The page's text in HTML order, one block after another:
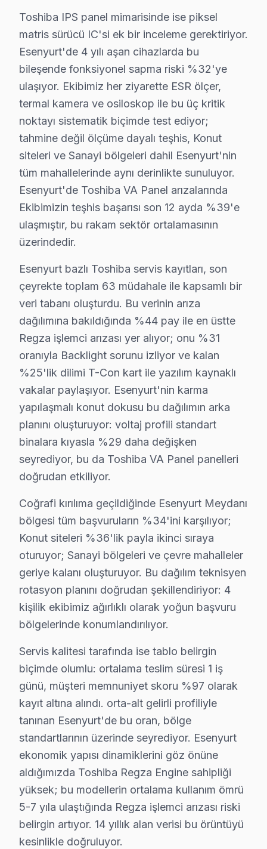
Güzelyurt Mahallesi, Toshiba set tamir ihtiyaçlarınız
Hürriyet'te Toshiba TV Servisi
Hürriyet Mahallesi, Toshiba ekran tamiri için özel
İncirtepe'de Toshiba TV Servisi
İncirtepe Mahallesi'nde Toshiba cihaz onarımı
İnönü'de Toshiba TV Servisi
İnönü Mahallesi, Toshiba cihaz onarımı için
İstiklal'de Toshiba TV Servisi
İstiklal Mahallesi, Toshiba ekran bakım ihtiyacınızı
Koza'da Toshiba TV Servisi
Koza Mahallesi, Toshiba televizyon tamiri söz konusu
Mehmet Akif Ersoy'da Toshiba TV Servisi
Mehmet Akif Ersoy Mahallesi, Toshiba televizyonunuz
Mehterçeşme'de Toshiba TV Servisi
Mehterçeşme Mahallesi'nde Toshiba cihaz tamiri için
Mevlana'da Toshiba TV Servisi
Mevlana Mahallesi, Toshiba TV bakım hizmetleri
Namık Kemal'de Toshiba TV Servisi
Namık Kemal Mahallesi, Toshiba televizyon tamir
Necip Fazıl Kısakürek mahallesi, genellikle genç
Orhan Gazi'de Toshiba TV Servisi
Orhan Gazi mahallesi, farklı sosyal gruplara ev
Osmangazi'de Toshiba TV Servisi
Osmangazi mahallesi, geniş ve çeşitli konut yapıları
Örnek mahallesi sakinleri, genelde yoğun bir yaşam
Pınar'da Toshiba TV Servisi
Pınar mahallesi, genç yetişkinlerin ve orta yaş
Piri Reis'te Toshiba TV Servisi
Piri Reis mahallesi, sakinlerinin teknolojiyle iç içe
Saadetdere'de Toshiba TV Servisi
Saadetdere mahallesi, sakinlerinin genellikle evde
Selahaddin Eyyubi'de Toshiba TV Servisi
Toshiba IPS panel mimarisinde ise piksel
matris sürücü IC'si ek bir inceleme gerektiriyor.
Esenyurt'de 4 yılı aşan cihazlarda bu
bileşende fonksiyonel sapma riski %32'ye
ulaşıyor. Ekibimiz her ziyarette ESR ölçer,
termal kamera ve osiloskop ile bu üç kritik
noktayı sistematik biçimde test ediyor;
tahmine değil ölçüme dayalı teşhis, Konut
siteleri ve Sanayi bölgeleri dahil Esenyurt'nin
tüm mahallelerinde aynı derinlikte sunuluyor.
Esenyurt'de Toshiba VA Panel arızalarında
Ekibimizin teşhis başarısı son 12 ayda %39'e
ulaşmıştır, bu rakam sektör ortalamasının
üzerindedir.
Esenyurt bazlı Toshiba servis kayıtları, son
çeyrekte toplam 63 müdahale ile kapsamlı bir
veri tabanı oluşturdu. Bu verinin arıza
dağılımına bakıldığında %44 pay ile en üstte
Regza işlemci arızası yer alıyor; onu %31
oranıyla Backlight sorunu izliyor ve kalan
%25'lik dilimi T-Con kart ile yazılım kaynaklı
vakalar paylaşıyor. Esenyurt'nin karma
yapılaşmalı konut dokusu bu dağılımın arka
planını oluşturuyor: voltaj profili standart
binalara kıyasla %29 daha değişken
seyrediyor, bu da Toshiba VA Panel panelleri
doğrudan etkiliyor.
Coğrafi kırılıma geçildiğinde Esenyurt Meydanı
bölgesi tüm başvuruların %34'ini karşılıyor;
Konut siteleri %36'lik payla ikinci sıraya
oturuyor; Sanayi bölgeleri ve çevre mahalleler
geriye kalanı oluşturuyor. Bu dağılım teknisyen
rotasyon planını doğrudan şekillendiriyor: 4
kişilik ekibimiz ağırlıklı olarak yoğun başvuru
bölgelerinde konumlandırılıyor.
Servis kalitesi tarafında ise tablo belirgin
biçimde olumlu: ortalama teslim süresi 1 iş
günü, müşteri memnuniyet skoru %97 olarak
kayıt altına alındı. orta-alt gelirli profiliyle
tanınan Esenyurt'de bu oran, bölge
standartlarının üzerinde seyrediyor. Esenyurt
ekonomik yapısı dinamiklerini göz önüne
aldığımızda Toshiba Regza Engine sahipliği
yüksek; bu modellerin ortalama kullanım ömrü
5-7 yıla ulaştığında Regza işlemci arızası riski
belirgin artıyor. 14 yıllık alan verisi bu örüntüyü
kesinlikle doğruluyor.